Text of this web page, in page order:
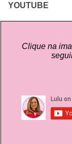
YOUTUBE
Clique na